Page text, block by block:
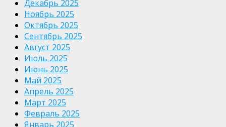
Декабрь 2025
Ноябрь 2025
Октябрь 2025
Сентябрь 2025
Август 2025
Июль 2025
Июнь 2025
Май 2025
Апрель 2025
Март 2025
Февраль 2025
Январь 2025